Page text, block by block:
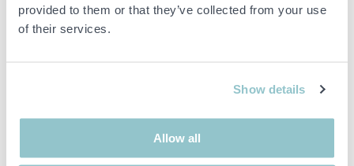
provided to them or that they’ve collected from your use
of their services.
Show details
Allow all
Buden är bindande och serviceavgiften debiteras på alla
objekt. Eventuella avvikelser från likvärdiga begagnade varor
i objektsbeskrivningen. Objektsbeskrivningen är framtagen
OBS! Eventuell pall och palltillbehör som syns på bilden
ingår ej i objektet om detta inte är angett i beskrivningen.